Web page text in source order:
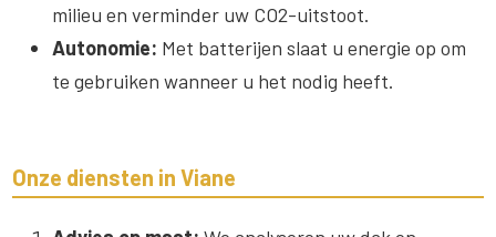
milieu en verminder uw CO2-uitstoot.
Autonomie: Met batterijen slaat u energie op om
te gebruiken wanneer u het nodig heeft.
Onze diensten in Viane